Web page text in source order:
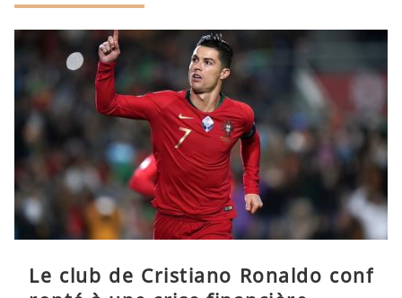
Le club de Cristiano Ronaldo conf